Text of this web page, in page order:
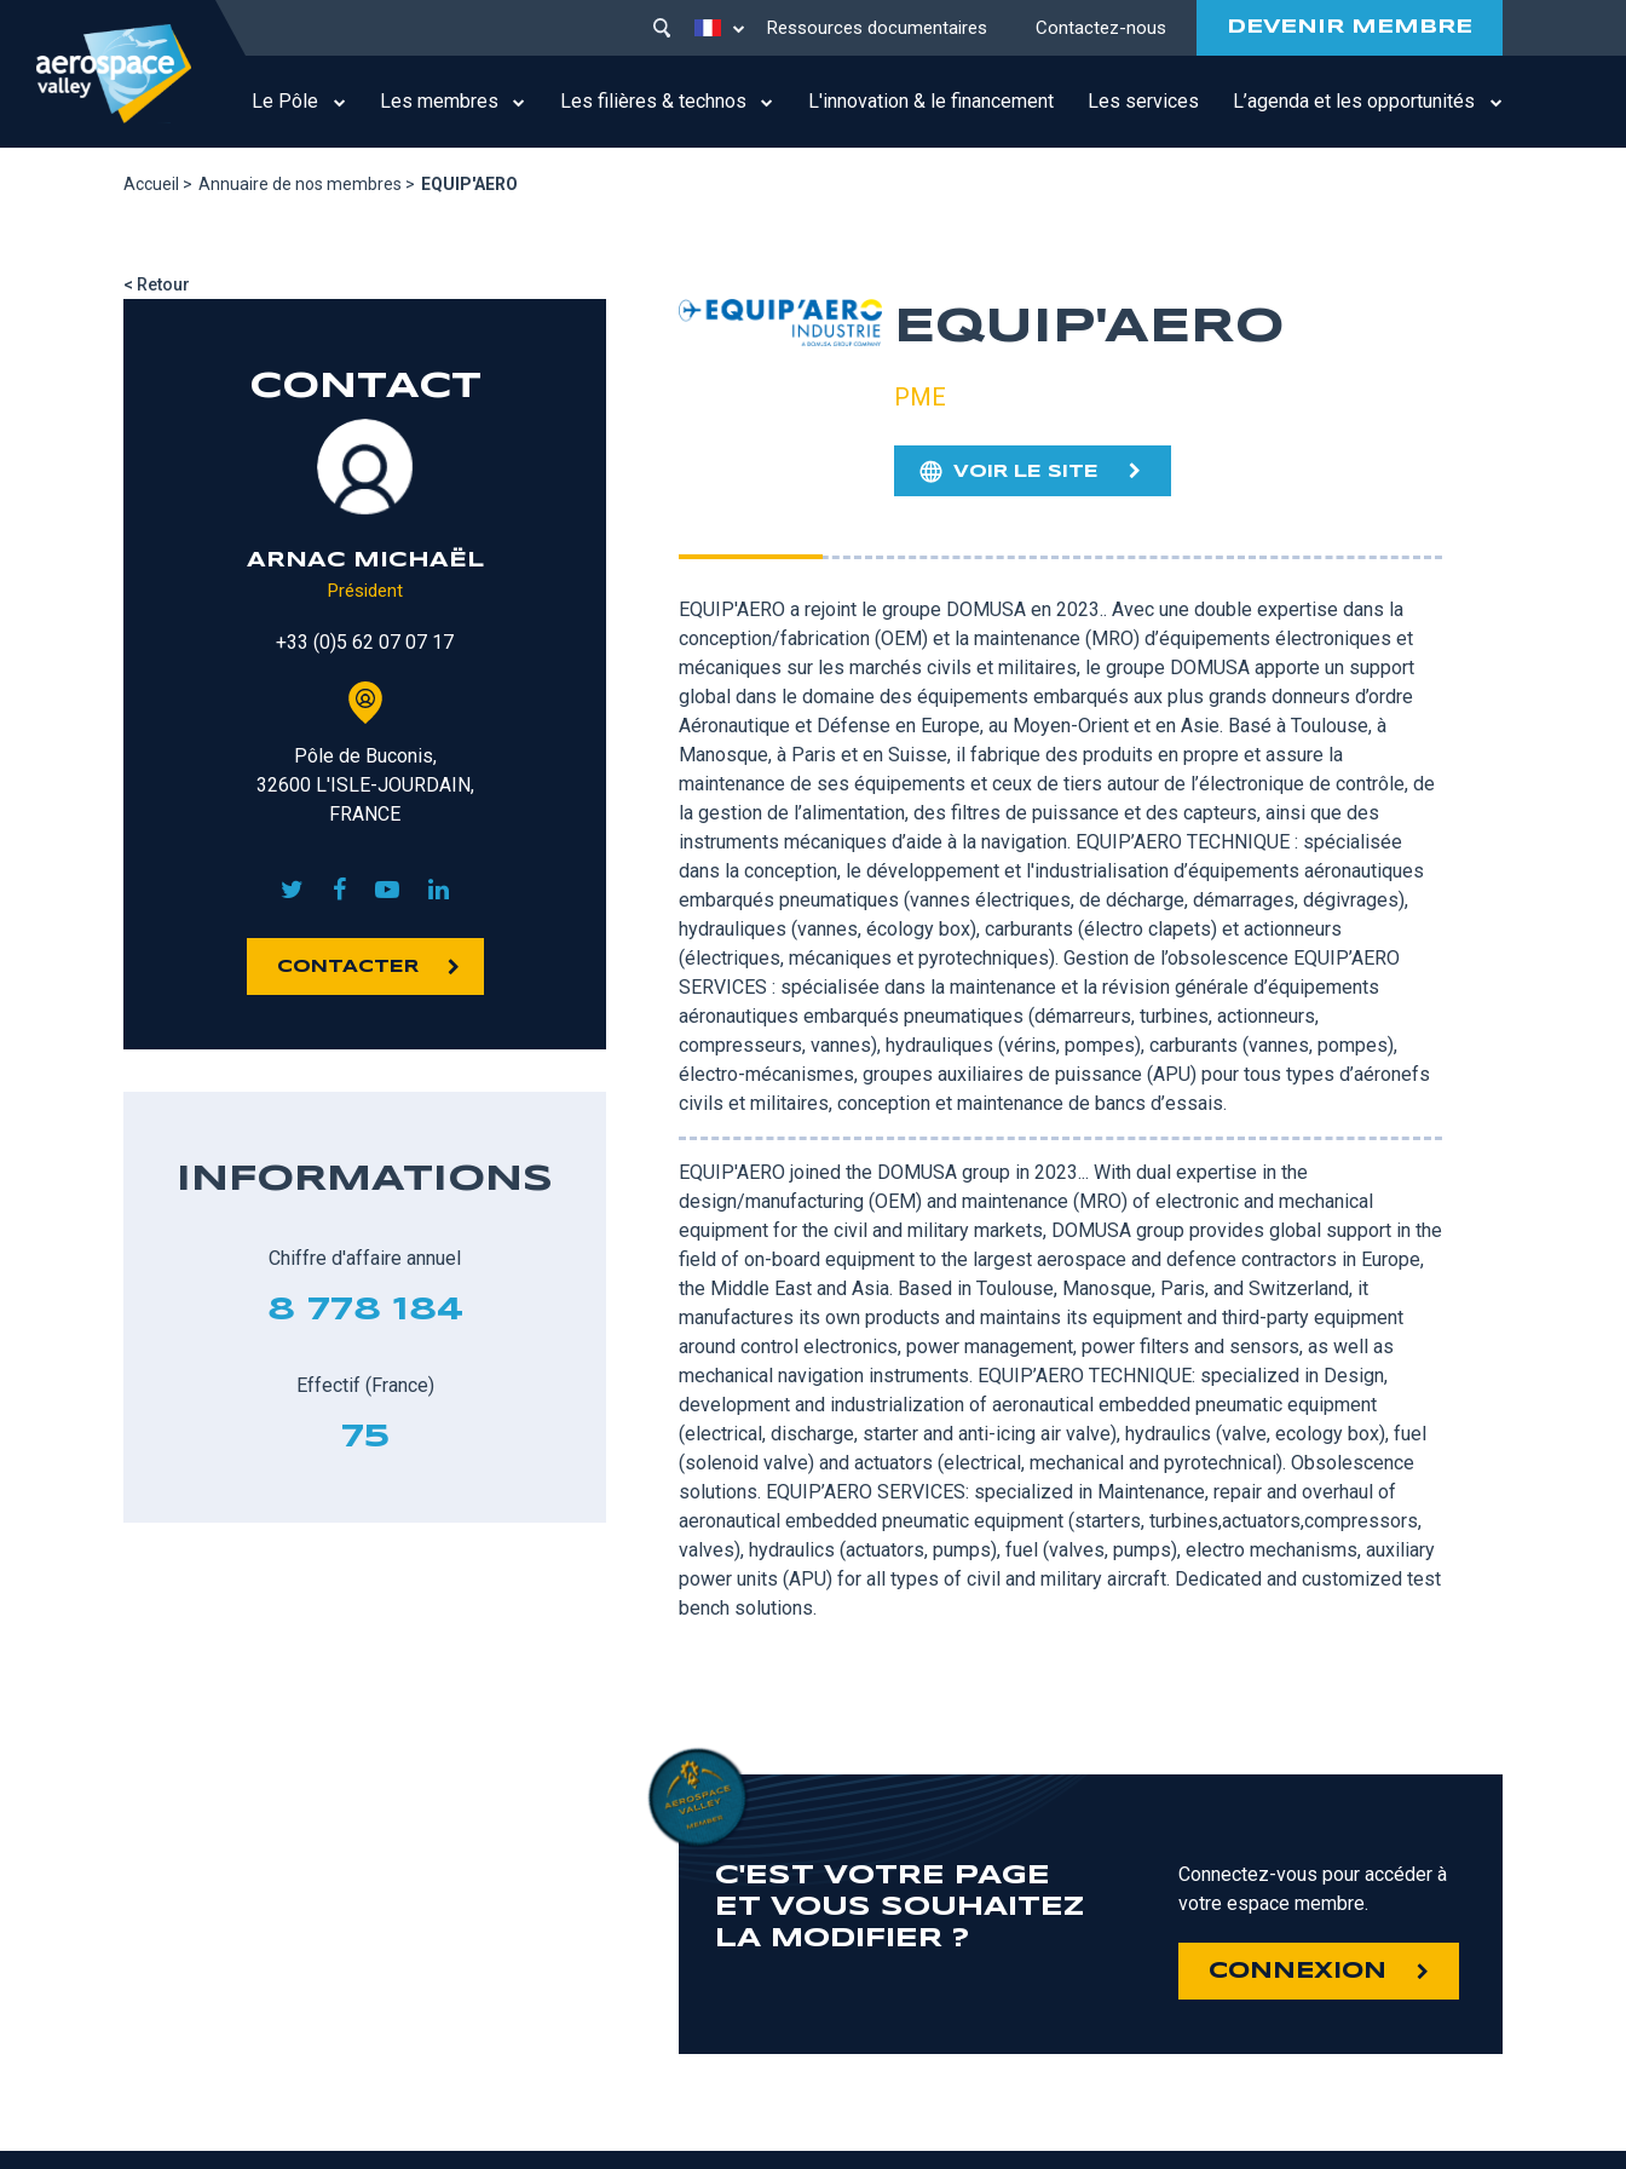
contenu
principal
Lister les actions supplémentaires
menu
top
Ressources documentaires Contactez-nous DEVENIR MEMBRE
navigation
Le Pôle Les membres Les filières & technos L'innovation & le financement Les services L’agenda et les opportunités
Accueil > Annuaire de nos membres > EQUIP'AERO
< Retour
CONTACT
ARNAC MICHAËL
Président
+33 (0)5 62 07 07 17
Pôle de Buconis,
32600 L'ISLE-JOURDAIN,
FRANCE
CONTACTER
INFORMATIONS
Chiffre d'affaire annuel
8 778 184
Effectif (France)
75
EQUIP'AERO
PME
VOIR LE SITE
EQUIP'AERO a rejoint le groupe DOMUSA en 2023.. Avec une double expertise dans la
conception/fabrication (OEM) et la maintenance (MRO) d’équipements électroniques et
mécaniques sur les marchés civils et militaires, le groupe DOMUSA apporte un support
global dans le domaine des équipements embarqués aux plus grands donneurs d’ordre
Aéronautique et Défense en Europe, au Moyen-Orient et en Asie. Basé à Toulouse, à
Manosque, à Paris et en Suisse, il fabrique des produits en propre et assure la
maintenance de ses équipements et ceux de tiers autour de l’électronique de contrôle, de
la gestion de l’alimentation, des filtres de puissance et des capteurs, ainsi que des
instruments mécaniques d’aide à la navigation. EQUIP’AERO TECHNIQUE : spécialisée
dans la conception, le développement et l'industrialisation d’équipements aéronautiques
embarqués pneumatiques (vannes électriques, de décharge, démarrages, dégivrages),
hydrauliques (vannes, écology box), carburants (électro clapets) et actionneurs
(électriques, mécaniques et pyrotechniques). Gestion de l’obsolescence EQUIP’AERO
SERVICES : spécialisée dans la maintenance et la révision générale d’équipements
aéronautiques embarqués pneumatiques (démarreurs, turbines, actionneurs,
compresseurs, vannes), hydrauliques (vérins, pompes), carburants (vannes, pompes),
électro-mécanismes, groupes auxiliaires de puissance (APU) pour tous types d’aéronefs
civils et militaires, conception et maintenance de bancs d’essais.
EQUIP'AERO joined the DOMUSA group in 2023... With dual expertise in the
design/manufacturing (OEM) and maintenance (MRO) of electronic and mechanical
equipment for the civil and military markets, DOMUSA group provides global support in the
field of on-board equipment to the largest aerospace and defence contractors in Europe,
the Middle East and Asia. Based in Toulouse, Manosque, Paris, and Switzerland, it
manufactures its own products and maintains its equipment and third-party equipment
around control electronics, power management, power filters and sensors, as well as
mechanical navigation instruments. EQUIP’AERO TECHNIQUE: specialized in Design,
development and industrialization of aeronautical embedded pneumatic equipment
(electrical, discharge, starter and anti-icing air valve), hydraulics (valve, ecology box), fuel
(solenoid valve) and actuators (electrical, mechanical and pyrotechnical). Obsolescence
solutions. EQUIP’AERO SERVICES: specialized in Maintenance, repair and overhaul of
aeronautical embedded pneumatic equipment (starters, turbines,actuators,compressors,
valves), hydraulics (actuators, pumps), fuel (valves, pumps), electro mechanisms, auxiliary
power units (APU) for all types of civil and military aircraft. Dedicated and customized test
bench solutions.
C'EST VOTRE PAGE
ET VOUS SOUHAITEZ
LA MODIFIER ?
Connectez-vous pour accéder à
votre espace membre.
CONNEXION